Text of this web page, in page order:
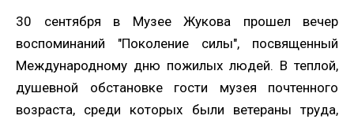
30 сентября в Музее Жукова прошел вечер
воспоминаний "Поколение силы", посвященный
Международному дню пожилых людей. В теплой,
душевной обстановке гости музея почтенного
возраста, среди которых были ветераны труда,